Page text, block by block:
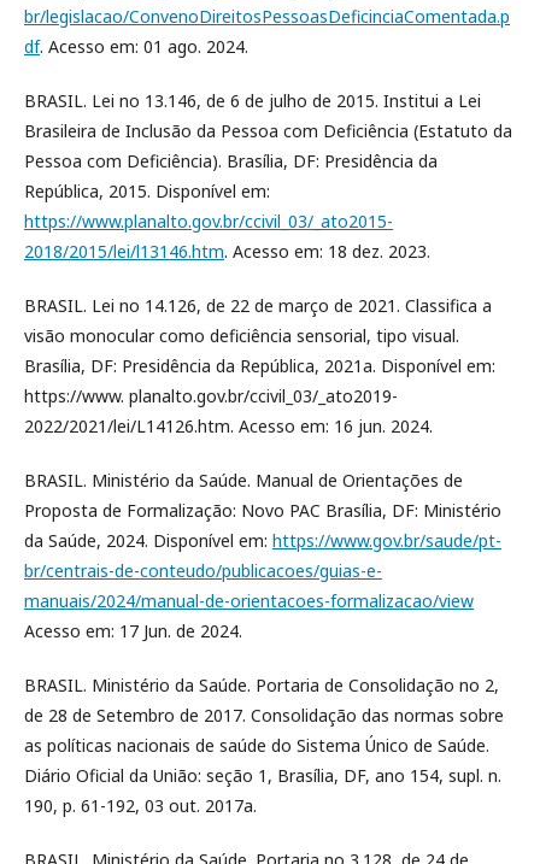
br/legislacao/ConvenoDireitosPessoasDeficinciaComentada.p
df. Acesso em: 01 ago. 2024.
BRASIL. Lei no 13.146, de 6 de julho de 2015. Institui a Lei
Brasileira de Inclusão da Pessoa com Deficiência (Estatuto da
Pessoa com Deficiência). Brasília, DF: Presidência da
República, 2015. Disponível em:
https://www.planalto.gov.br/ccivil_03/_ato2015-
2018/2015/lei/l13146.htm. Acesso em: 18 dez. 2023.
BRASIL. Lei no 14.126, de 22 de março de 2021. Classifica a
visão monocular como deficiência sensorial, tipo visual.
Brasília, DF: Presidência da República, 2021a. Disponível em:
https://www. planalto.gov.br/ccivil_03/_ato2019-
2022/2021/lei/L14126.htm. Acesso em: 16 jun. 2024.
BRASIL. Ministério da Saúde. Manual de Orientações de
Proposta de Formalização: Novo PAC Brasília, DF: Ministério
da Saúde, 2024. Disponível em: https://www.gov.br/saude/pt-
br/centrais-de-conteudo/publicacoes/guias-e-
manuais/2024/manual-de-orientacoes-formalizacao/view
Acesso em: 17 Jun. de 2024.
BRASIL. Ministério da Saúde. Portaria de Consolidação no 2,
de 28 de Setembro de 2017. Consolidação das normas sobre
as políticas nacionais de saúde do Sistema Único de Saúde.
Diário Oficial da União: seção 1, Brasília, DF, ano 154, supl. n.
190, p. 61-192, 03 out. 2017a.